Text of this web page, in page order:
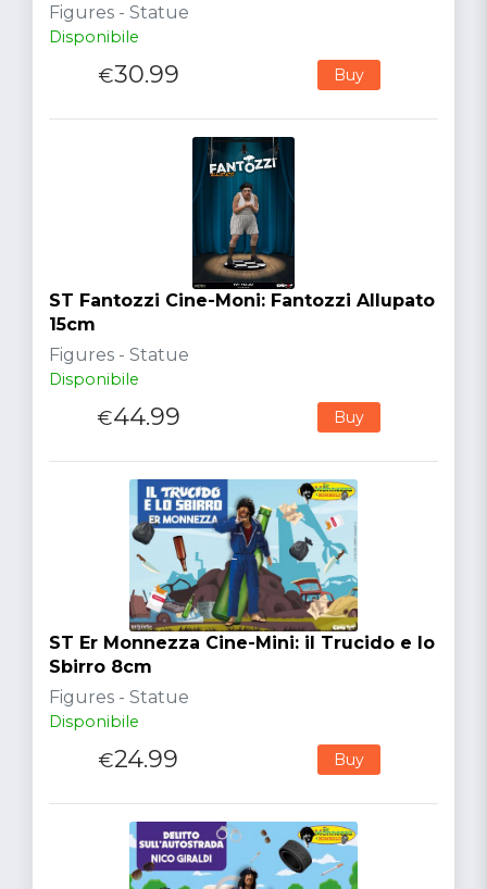
Figures - Statue
Disponibile
€30.99 Buy
ST Fantozzi Cine-Moni: Fantozzi Allupato
15cm
Figures - Statue
Disponibile
€44.99 Buy
ST Er Monnezza Cine-Mini: il Trucido e lo
Sbirro 8cm
Figures - Statue
Disponibile
€24.99 Buy